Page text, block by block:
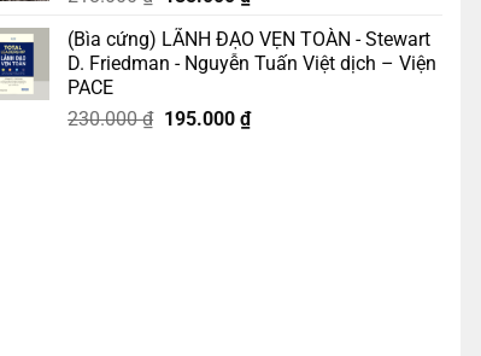
số lượng
là:
218.000 ₫.
tại
là:
(Bìa cứng) LÃNH ĐẠO VẸN TOÀN - Stewart
D. Friedman - Nguyễn Tuấn Việt dịch – Viện
PACE
230.000₫ Giá
195.000 ₫Giá